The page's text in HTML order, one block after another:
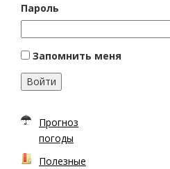
Пароль
Запомнить меня
Войти
Прогноз
погоды
Полезные